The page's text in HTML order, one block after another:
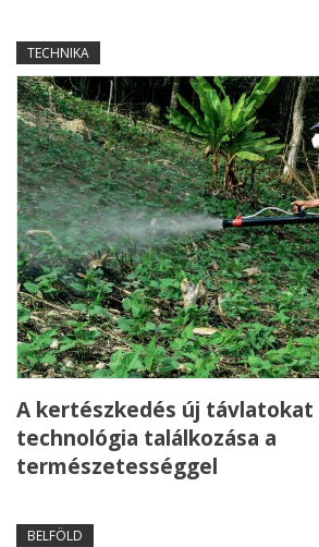
TECHNIKA
A kertészkedés új
technológia találkozása a
természetességgel
BELFÖLD